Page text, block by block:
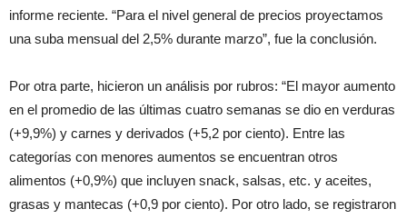
informe reciente. “Para el nivel general de precios proyectamos
una suba mensual del 2,5% durante marzo”, fue la conclusión.
Por otra parte, hicieron un análisis por rubros: “El mayor aumento
en el promedio de las últimas cuatro semanas se dio en verduras
(+9,9%) y carnes y derivados (+5,2 por ciento). Entre las
categorías con menores aumentos se encuentran otros
alimentos (+0,9%) que incluyen snack, salsas, etc. y aceites,
grasas y mantecas (+0,9 por ciento). Por otro lado, se registraron